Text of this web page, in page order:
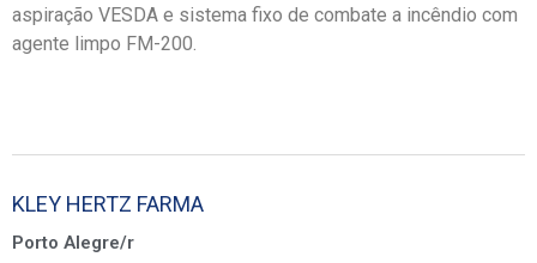
aspiração VESDA e sistema fixo de combate a incêndio com
agente limpo FM-200.
KLEY HERTZ FARMA
Porto Alegre/r